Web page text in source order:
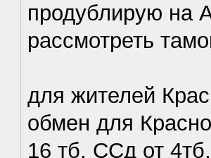
продублирую на
рассмотреть
для жителей
обмен для
16 тб, ССд от